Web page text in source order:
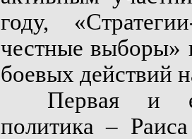
году,
честные выборы»
боевых действий
Первая и
политика –